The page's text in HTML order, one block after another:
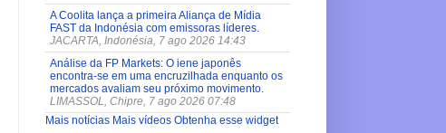
A Coolita lança a primeira Aliança de Mídia
FAST da Indonésia com emissoras líderes.
JACARTA, Indonésia, 7 ago 2026 14:43
Análise da FP Markets: O iene japonês
encontra-se em uma encruzilhada enquanto os
mercados avaliam seu próximo movimento.
LIMASSOL, Chipre, 7 ago 2026 07:48
Mais notícias Mais vídeos Obtenha esse widget